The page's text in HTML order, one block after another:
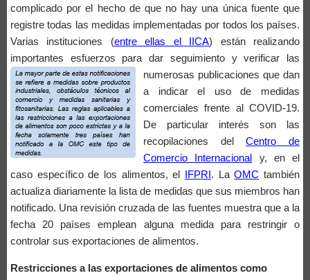
complicado por el hecho de que no hay una única fuente que
registre todas las medidas implementadas por todos los países.
Varias instituciones (entre ellas el IICA) están realizando
importantes esfuerzos para dar seguimiento yverificar las
numerosas publicaciones que dan
a indicar el uso de medidas
comerciales frente al COVID-19.
De particular interés son las
recopilaciones delCentro de
Comercio Internacional
y, en el
caso específico de los alimentos, el
IFPRI . LaOMC también
actualiza diariamente la lista de medidas que sus miembros han
notificado. Una revisión cruzada de las fuentes muestra que a la
fecha 20 países emplean alguna medida para restringir o
controlar sus exportaciones de alimentos.
Restricciones a las exportaciones de alimentos como